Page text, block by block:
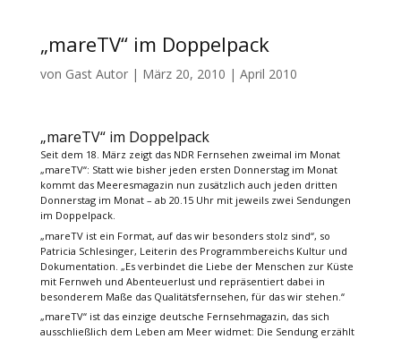
„mareTV“ im Doppelpack
von Gast Autor| März 20, 2010 | April 2010
„mareTV“ im Doppelpack
Seit dem 18. März zeigt das NDR Fernsehen zweimal im Monat
„mareTV“: Statt wie bisher jeden ersten Donnerstag im Monat
kommt das Meeresmagazin nun zusätzlich auch jeden dritten
Donnerstag im Monat – ab 20.15 Uhr mit jeweils zwei Sendungen
im Doppelpack.
„mareTV ist ein Format, auf das wir besonders stolz sind“, so
Patricia Schlesinger, Leiterin des Programmbereichs Kultur und
Dokumentation. „Es verbindet die Liebe der Menschen zur Küste
mit Fernweh und Abenteuerlust und repräsentiert dabei in
besonderem Maße das Qualitätsfernsehen, für das wir stehen.“
„mareTV“ ist das einzige deutsche Fernsehmagazin, das sich
ausschließlich dem Leben am Meer widmet: Die Sendung erzählt